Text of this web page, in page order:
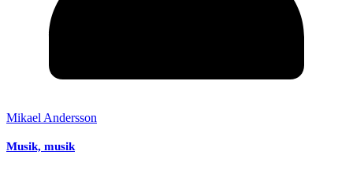
Mikael Andersson
Musik, musik